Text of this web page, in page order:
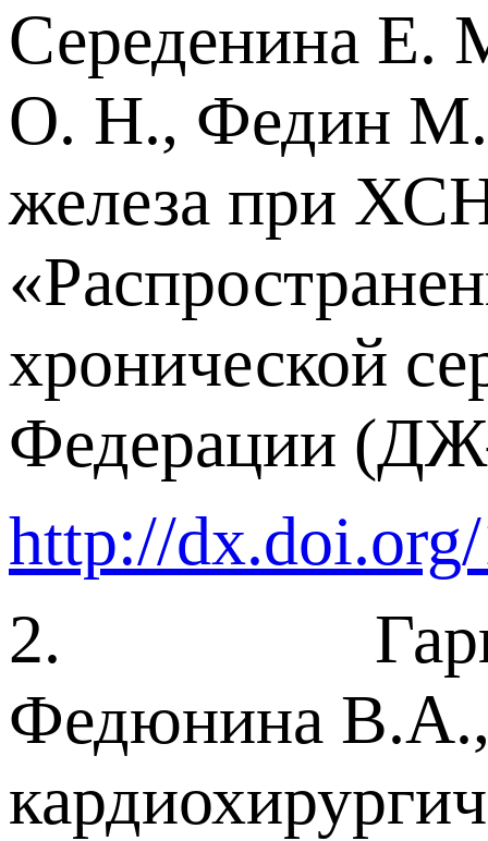
Середенина Е.
О. Н., Федин М.
железа при
хронической
Федерации
http://
2.
Федюнина В.А.,